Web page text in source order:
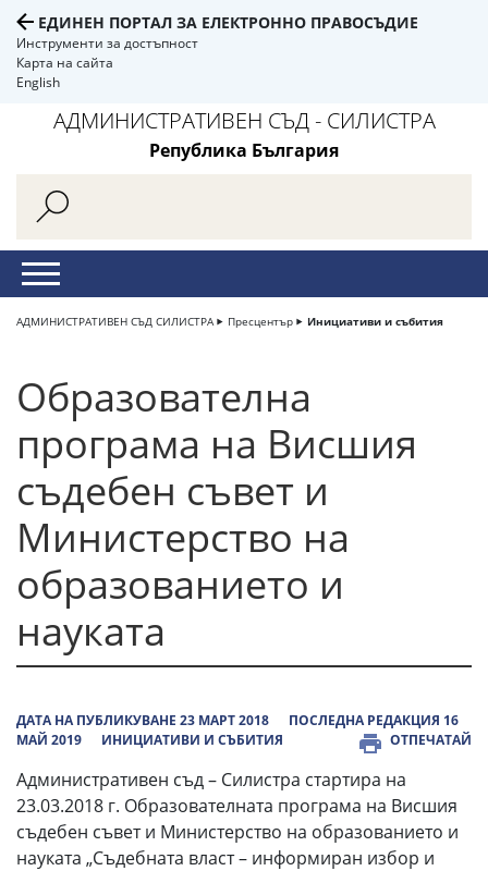
ЕДИНЕН ПОРТАЛ ЗА ЕЛЕКТРОННО ПРАВОСЪДИЕ
Инструменти за достъпност
Карта на сайта
English
АДМИНИСТРАТИВЕН СЪД - СИЛИСТРА
Република България
АДМИНИСТРАТИВЕН СЪД СИЛИСТРА Пресцентър Инициативи и събития
Образователна
програма на Висшия
съдебен съвет и
Министерство на
образованието и
науката
ДАТА НА ПУБЛИКУВАНЕ 23 МАРТ 2018
ПОСЛЕДНА РЕДАКЦИЯ 16
МАЙ 2019
ИНИЦИАТИВИ И СЪБИТИЯ ОТПЕЧАТАЙ
Административен съд – Силистра стартира на
23.03.2018 г. Образователната програма на Висшия
съдебен съвет и Министерство на образованието и
науката „Съдебната власт – информиран избор и